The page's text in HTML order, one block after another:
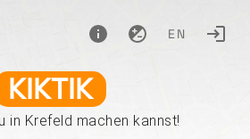
EN
KIKTIK
in Krefeld machen kannst!